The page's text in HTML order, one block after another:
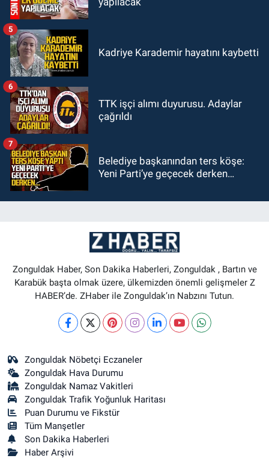
Kadriye Karademir hayatını kaybetti
5
TTK işçi alımı duyurusu. Adaylar
çağrıldı
6
Belediye başkanından ters köşe:
Yeni Parti’ye geçecek derken…
7
Zonguldak Haber, Son Dakika Haberleri, Zonguldak , Bartın ve
Karabük başta olmak üzere, ülkemizden önemli gelişmeler Z
HABER’de. ZHaber ile Zonguldak’ın Nabzını Tutun.
Zonguldak Nöbetçi Eczaneler
Zonguldak Hava Durumu
Zonguldak Namaz Vakitleri
Zonguldak Trafik Yoğunluk Haritası
Puan Durumu ve Fikstür
Tüm Manşetler
Son Dakika Haberleri
Haber Arşivi